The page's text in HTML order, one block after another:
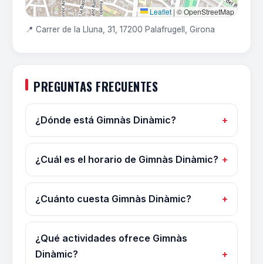
Leaflet | © OpenStreetMap
📍 Carrer de la Lluna, 31, 17200 Palafrugell, Girona
PREGUNTAS FRECUENTES
¿Dónde está Gimnàs Dinàmic?
¿Cuál es el horario de Gimnàs Dinàmic?
¿Cuánto cuesta Gimnàs Dinàmic?
¿Qué actividades ofrece Gimnàs
Dinàmic?